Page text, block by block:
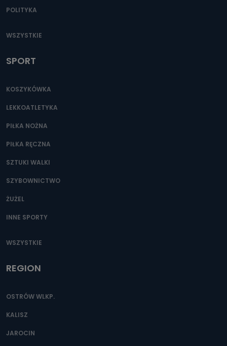
POLITYKA
WSZYSTKIE
SPORT
KOSZYKÓWKA
LEKKOATLETYKA
PIŁKA NOŻNA
PIŁKA RĘCZNA
SZTUKI WALKI
SZYBOWNICTWO
ŻUŻEL
INNE SPORTY
WSZYSTKIE
REGION
OSTRÓW WLKP.
KALISZ
JAROCIN